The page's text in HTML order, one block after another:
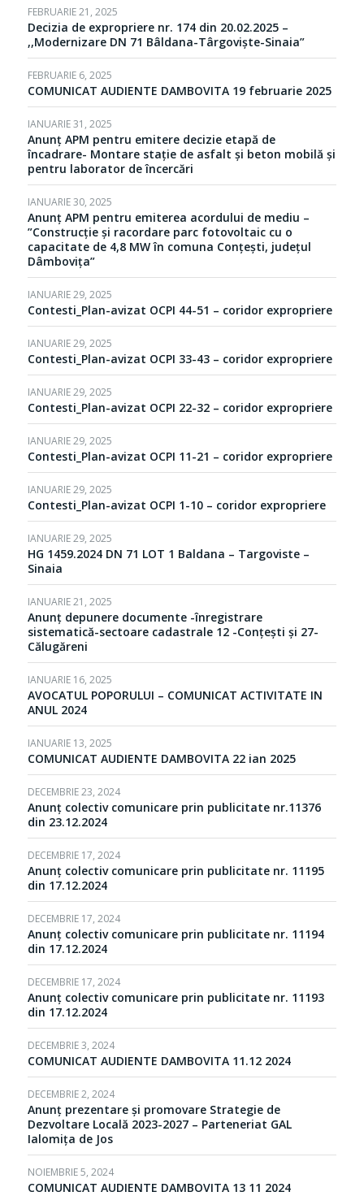
FEBRUARIE 21, 2025
Decizia de expropriere nr. 174 din 20.02.2025 –
,,Modernizare DN 71 Bâldana-Târgovişte-Sinaia”
FEBRUARIE 6, 2025
COMUNICAT AUDIENTE DAMBOVITA 19 februarie 2025
IANUARIE 31, 2025
Anunț APM pentru emitere decizie etapă de
încadrare- Montare stație de asfalt și beton mobilă și
pentru laborator de încercări
IANUARIE 30, 2025
Anunț APM pentru emiterea acordului de mediu –
”Construcție și racordare parc fotovoltaic cu o
capacitate de 4,8 MW în comuna Conțești, județul
Dâmbovița”
IANUARIE 29, 2025
Contesti_Plan-avizat OCPI 44-51 – coridor expropriere
IANUARIE 29, 2025
Contesti_Plan-avizat OCPI 33-43 – coridor expropriere
IANUARIE 29, 2025
Contesti_Plan-avizat OCPI 22-32 – coridor expropriere
IANUARIE 29, 2025
Contesti_Plan-avizat OCPI 11-21 – coridor expropriere
IANUARIE 29, 2025
Contesti_Plan-avizat OCPI 1-10 – coridor expropriere
IANUARIE 29, 2025
HG 1459.2024 DN 71 LOT 1 Baldana – Targoviste –
Sinaia
IANUARIE 21, 2025
Anunț depunere documente -înregistrare
sistematică-sectoare cadastrale 12 -Conțești și 27-
Călugăreni
IANUARIE 16, 2025
AVOCATUL POPORULUI – COMUNICAT ACTIVITATE IN
ANUL 2024
IANUARIE 13, 2025
COMUNICAT AUDIENTE DAMBOVITA 22 ian 2025
DECEMBRIE 23, 2024
Anunț colectiv comunicare prin publicitate nr.11376
din 23.12.2024
DECEMBRIE 17, 2024
Anunț colectiv comunicare prin publicitate nr. 11195
din 17.12.2024
DECEMBRIE 17, 2024
Anunț colectiv comunicare prin publicitate nr. 11194
din 17.12.2024
DECEMBRIE 17, 2024
Anunț colectiv comunicare prin publicitate nr. 11193
din 17.12.2024
DECEMBRIE 3, 2024
COMUNICAT AUDIENTE DAMBOVITA 11.12 2024
DECEMBRIE 2, 2024
Anunț prezentare și promovare Strategie de
Dezvoltare Locală 2023-2027 – Parteneriat GAL
Ialomița de Jos
NOIEMBRIE 5, 2024
COMUNICAT AUDIENTE DAMBOVITA 13 11 2024